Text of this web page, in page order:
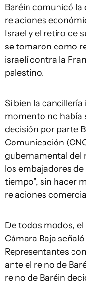
Baréin comunicó la
relaciones
Israel y el retiro de
se tomaron como
israelí contra la
palestino.
Si bien la
momento no había
decisión por parte
Comunicación
gubernamental del
los embajadores
tiempo", sin hacer
relaciones
De todos modos,
Cámara Baja
Representantes
ante el reino de
reino de Baréin